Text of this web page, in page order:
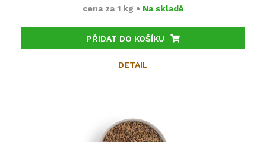
cena za 1 kg • Na skladě
PŘIDAT DO KOŠÍKU
DETAIL